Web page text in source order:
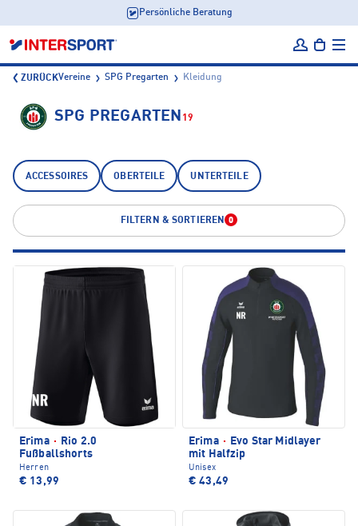
Professionelle Veredelung
ZURÜCKVereine SPG Pregarten Kleidung
SPG PREGARTEN 19
ACCESSOIRES OBERTEILE UNTERTEILE
FILTERN & SORTIEREN 0
Erima ·
Rio 2.0
Fußballshorts
Herren
€ 13,99
Erima ·
Evo Star Midlayer
mit Halfzip
Unisex
€ 43,49